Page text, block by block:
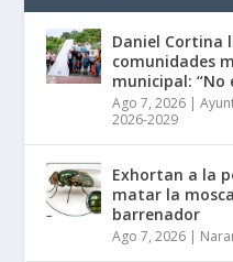
Daniel Cortina
comunidades
municipal: “No
Ago 7, 2026 |
2026-2029
Exhortan a la
matar la
barrenador
Ago 7, 2026 |